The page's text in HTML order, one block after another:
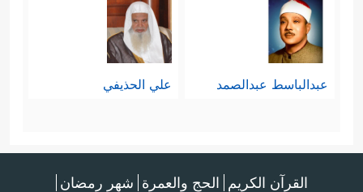
عبدالباسط عبدالصمد علي الحذيفي
القرآن الكريم الحج والعمرة شهر رمضان